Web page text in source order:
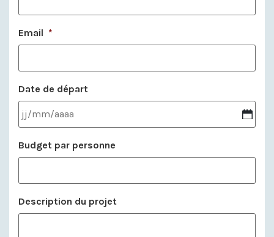
Email *
Date de départ
Budget par personne
Description du projet